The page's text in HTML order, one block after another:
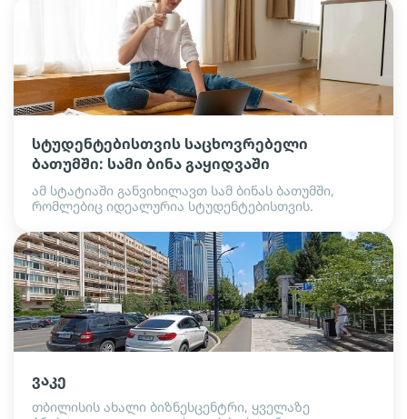
სტუდენტებისთვის საცხოვრებელი
ბათუმში: სამი ბინა გაყიდვაში
ამ სტატიაში განვიხილავთ სამ ბინას ბათუმში,
რომლებიც იდეალურია სტუდენტებისთვის.
ვაკე
თბილისის ახალი ბიზნესცენტრი, ყველაზე